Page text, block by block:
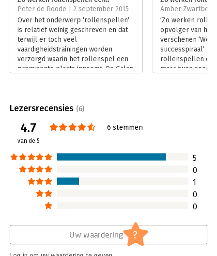
Hoofdrubriek: Coaching en trainen
Peter de Roode | 2 september 2015
Over het onderwerp ‘rollenspellen’
is relatief weinig geschreven en dat
terwijl er toch veel
vaardigheidstrainingen worden
verzorgd waarin het rollenspel een
prominente plaats inneemt. De Galan
elke trainer die op regelmatige basis
Lees verder
Amber Zwartbol |
‘Zo werken
opvolger van het
verschenen
successpiraal’.
rollenspellen
maar twee
Lezersrecensies (6)
4.7
van de 5
6 stemmen
5
0
1
0
0
Uw waardering ?